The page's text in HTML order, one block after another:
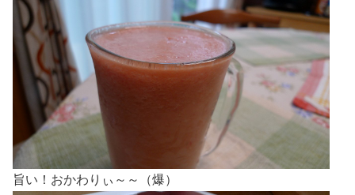
旨い！おかわりぃ～～（爆）